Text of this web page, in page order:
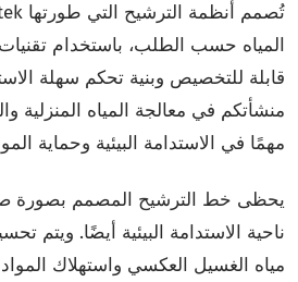
المياه حسب الطلب، باستخدام
قابلة للتخصيص وبنية تحكم سهلة
منشأتكم في معالجة المياه المنزلية
مهمًا في الاستدامة البيئية وحماية
يحظى خط الترشيح المصمم بصورة
ناحية الاستدامة البيئية أيضًا. ويتم
مياه الغسيل العكسي واستهلاك المواد